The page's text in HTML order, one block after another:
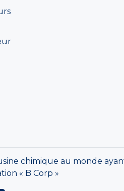
chimique au monde
« B Corp »